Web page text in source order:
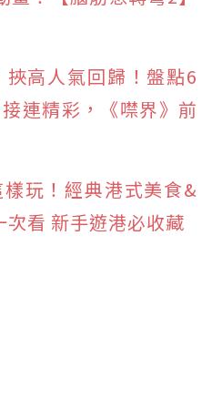
挾高人氣回歸！盤點6
連精彩，《噤界》前
玩！經典港式美食&
看 新手遊港必收藏